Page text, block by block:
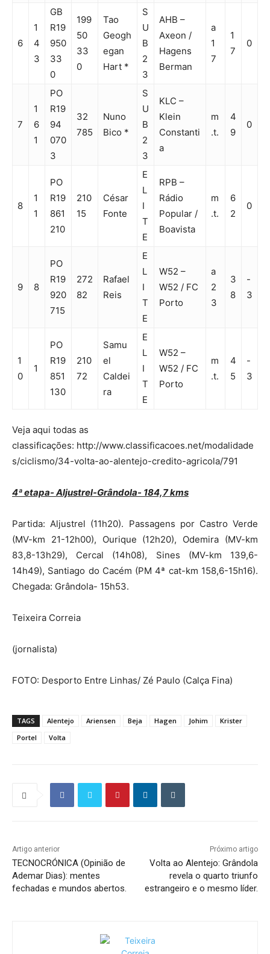
6
1
4
3
GB
R19
950
33
0
199
50
33
0
Tao
Geogh
egan
Hart *
S
U
B
2
3
AHB –
Axeon /
Hagens
Berman
a
1
7
1
7
0
7
1
6
1
PO
R19
94
070
3
32
785
Nuno
Bico *
S
U
B
2
3
KLC –
Klein
Constanti
a
m
.t.
4
9
0
8
1
1
PO
R19
861
210
210
15
César
Fonte
E
L
I
T
E
RPB –
Rádio
Popular /
Boavista
m
.t.
6
2
0
9 8
PO
R19
920
715
272
82
Rafael
Reis
E
L
I
T
E
W52 –
W52 / FC
Porto
a
2
3
3
8
-
3
1
0
1
PO
R19
851
130
210
72
Samu
el
Caldei
ra
E
L
I
T
E
W52 –
W52 / FC
Porto
m
.t.
4
5
-
3
Veja aqui todas as
classificações: http://www.classificacoes.net/modalidade
s/ciclismo/34-volta-ao-alentejo-credito-agricola/791
4ª etapa- Aljustrel-Grândola- 184,7 kms
Partida: Aljustrel (11h20). Passagens por Castro Verde
(MV-km 21-12h00), Ourique (12h20), Odemira (MV-km
83,8-13h29), Cercal (14h08), Sines (MV-km 139,6-
14h49), Santiago do Cacém (PM 4ª cat-km 158,6-15h16).
Chegada: Grândola- 15h53.
Teixeira Correia
(jornalista)
FOTO: Desporto Entre Linhas/ Zé Paulo (Calça Fina)
TAGS Alentejo Ariensen Beja Hagen Johim
Krister
Portel
Volta
Artigo anterior
TECNOCRÓNICA (Opinião de
Ademar Dias): mentes
fechadas e mundos abertos.
Próximo artigo
Volta ao Alentejo: Grândola
revela o quarto triunfo
estrangeiro e o mesmo líder.